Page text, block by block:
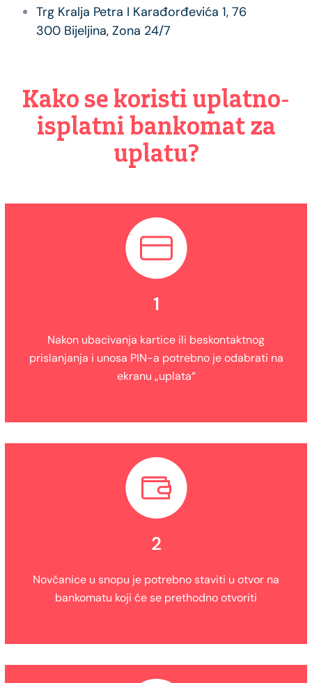
Trg Kralja Petra I Karađorđevića 1, 76
300 Bijeljina, Zona 24/7
Kako se koristi uplatno-
isplatni bankomat za
uplatu?
1
Nakon ubacivanja kartice ili beskontaktnog
prislanjanja i unosa PIN-a potrebno je odabrati na
ekranu „uplata“
2
Novčanice u snopu je potrebno staviti u otvor na
bankomatu koji će se prethodno otvoriti